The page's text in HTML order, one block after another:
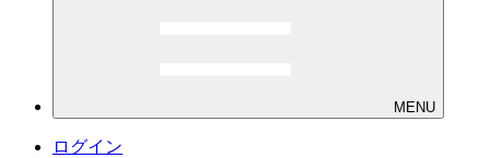
MENU
ログイン